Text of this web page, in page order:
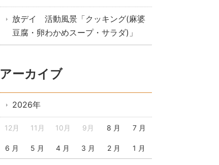
放デイ 活動風景「クッキング(麻婆
豆腐・卵わかめスープ・サラダ)」
アーカイブ
2026年
12月 11月 10月 9月 8 月 7 月
6 月 5 月 4 月 3 月 2 月 1 月